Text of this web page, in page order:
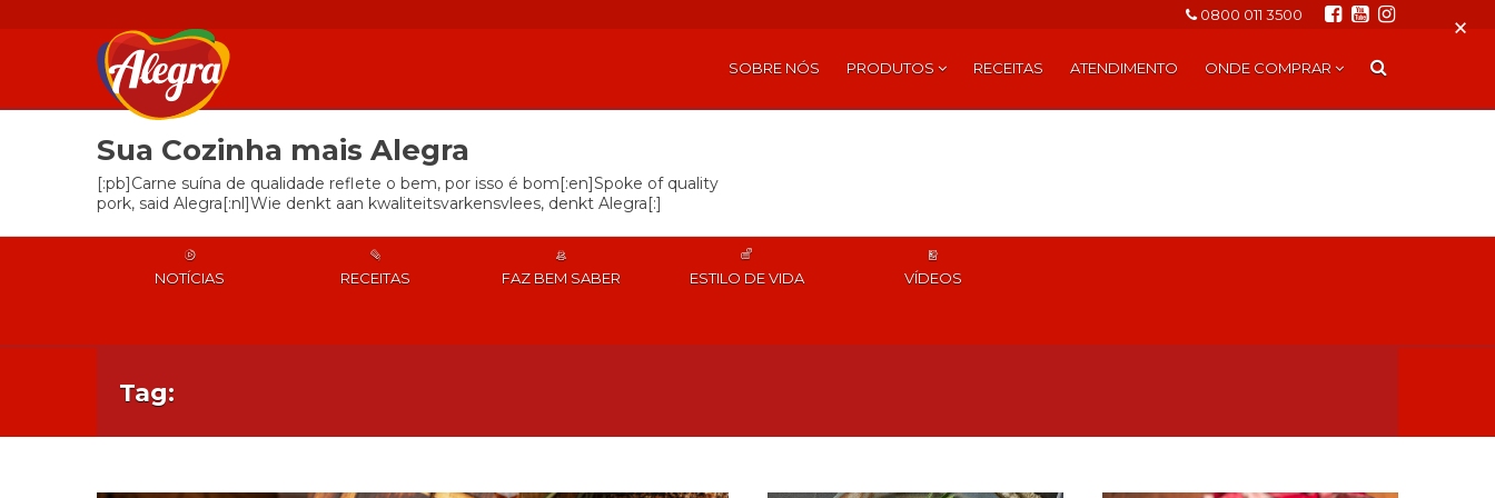
0800 011 3500
SOBRE NÓS PRODUTOS RECEITAS ATENDIMENTO ONDE COMPRAR
Sua Cozinha mais Alegra
[:pb]Carne suína de qualidade reflete o bem, por isso é bom[:en]Spoke of quality
pork, said Alegra[:nl]Wie denkt aan kwaliteitsvarkensvlees, denkt Alegra[:]
NOTÍCIAS RECEITAS FAZ BEM SABER ESTILO DE VIDA VÍDEOS
Tag:
×